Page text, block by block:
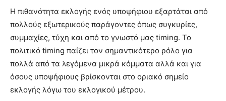
Η πιθανότητα εκλογής ενός υποψήφιου εξαρτάται από
πολλούς εξωτερικούς παράγοντες όπως συγκυρίες,
συμμαχίες, τύχη και από το γνωστό μας timing. Το
πολιτικό timing παίζει τον σημαντικότερο ρόλο για
πολλά από τα λεγόμενα μικρά κόμματα αλλά και για
όσους υποψήφιους βρίσκονται στο οριακό σημείο
εκλογής λόγω του εκλογικού μέτρου.